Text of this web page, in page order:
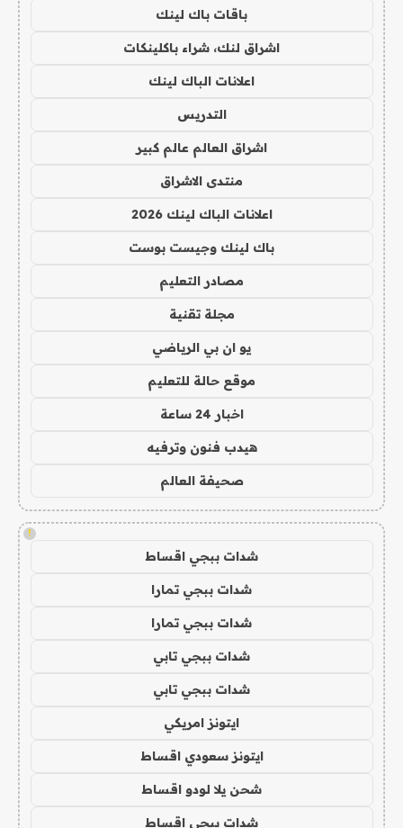
باقات باك لينك
اشراق لنك، شراء باكلينكات
اعلانات الباك لينك
التدريس
اشراق العالم عالم كبير
منتدى الاشراق
اعلانات الباك لينك 2026
باك لينك وجيست بوست
مصادر التعليم
مجلة تقنية
يو ان بي الرياضي
موقع حالة للتعليم
اخبار 24 ساعة
هيدب فنون وترفيه
صحيفة العالم
!
شدات ببجي اقساط
شدات ببجي تمارا
شدات ببجي تمارا
شدات ببجي تابي
شدات ببجي تابي
ايتونز امريكي
ايتونز سعودي اقساط
شحن يلا لودو اقساط
شدات ببجي اقساط